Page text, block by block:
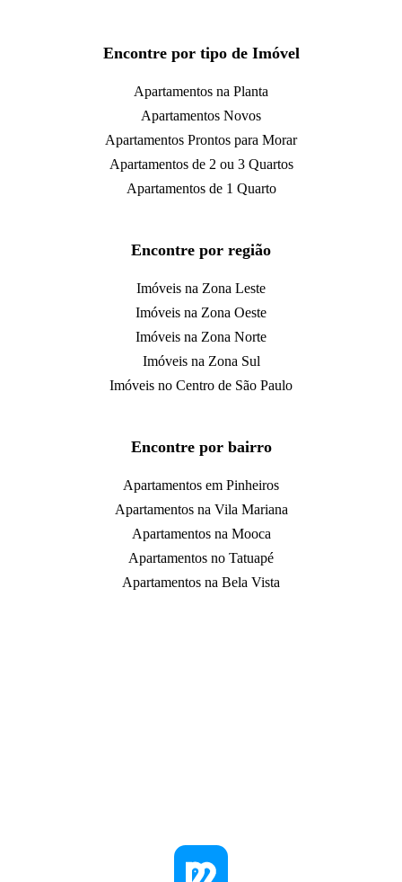
Encontre por tipo de Imóvel
Apartamentos na Planta
Apartamentos Novos
Apartamentos Prontos para Morar
Apartamentos de 2 ou 3 Quartos
Apartamentos de 1 Quarto
Encontre por região
Imóveis na Zona Leste
Imóveis na Zona Oeste
Imóveis na Zona Norte
Imóveis na Zona Sul
Imóveis no Centro de São Paulo
Encontre por bairro
Apartamentos em Pinheiros
Apartamentos na Vila Mariana
Apartamentos na Mooca
Apartamentos no Tatuapé
Apartamentos na Bela Vista